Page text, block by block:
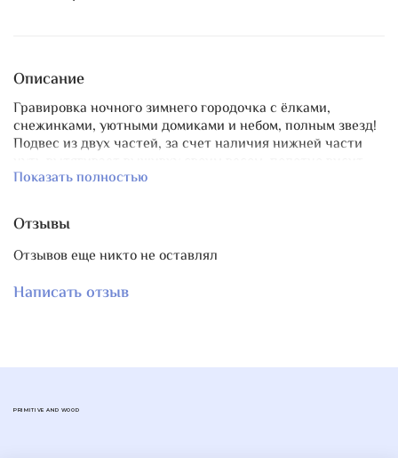
Описание
Гравировка ночного зимнего городочка с ёлками,
снежинками, уютными домиками и небом, полным звезд!
Подвес из двух частей, за счет наличия нижней части
ровнее.
для вышивки шириной до 25 см.
В верхней части два отверстия для петельки,
подвешивания.
Материал фанера, толщиной 4 мм.
Показать полностью
Отзывы
Отзывов еще никто не оставлял
Написать отзыв
PRIMITIVE AND WOOD